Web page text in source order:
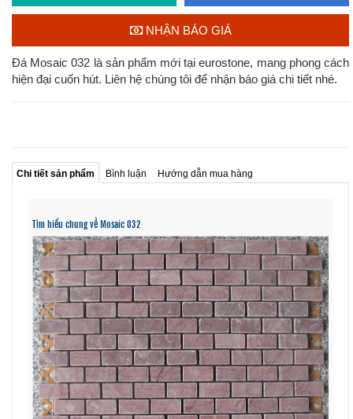
NHẬN BÁO GIÁ
Đá Mosaic 032 là sản phẩm mới tại eurostone, mang phong cách
hiện đại cuốn hút. Liên hệ chúng tôi để nhận báo giá chi tiết nhé.
Chi tiết sản phẩm Bình luận Hướng dẫn mua hàng
Tìm hiểu chung về Mosaic 032